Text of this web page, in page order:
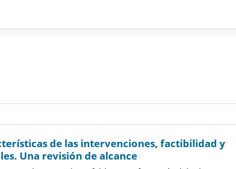
de las intervenciones, factibilidad y
Una revisión de alcance